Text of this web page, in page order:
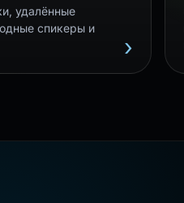
удалённые
спикеры и